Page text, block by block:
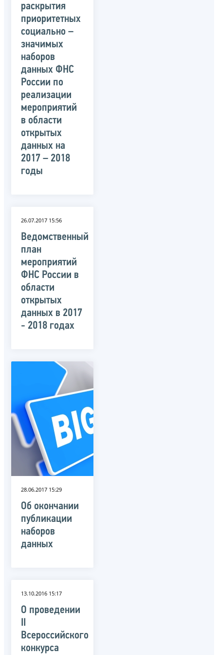
раскрытия
приоритетных
социально –
значимых
наборов
данных ФНС
России по
реализации
мероприятий
в области
открытых
данных на
2017 – 2018
годы
26.07.2017 15:56
Ведомственный
план
мероприятий
ФНС России в
области
открытых
данных в 2017
- 2018 годах
28.06.2017 15:29
Об окончании
публикации
наборов
данных
13.10.2016 15:17
О проведении
II
Всероссийского
конкурса